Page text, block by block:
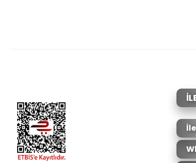
Ürün fiyatı diğer sitelerden daha pahalı.
Bu ürüne benzer farklı alternatifler olmalı.